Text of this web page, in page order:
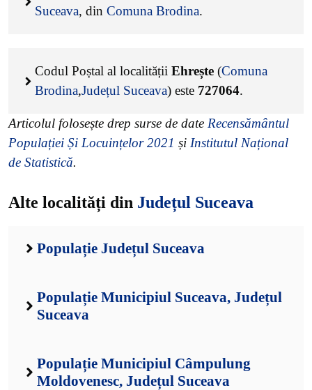
Suceava, din Comuna Brodina.
Codul Poștal al localității Ehrește (Comuna
Brodina,Județul Suceava) este 727064.
Articolul folosește drep surse de date Recensământul
Populației Și Locuințelor 2021 și Institutul Național
de Statistică.
Alte localități din Județul Suceava
Populație Județul Suceava
Populație Municipiul Suceava, Județul
Suceava
Populație Municipiul Câmpulung
Moldovenesc, Județul Suceava